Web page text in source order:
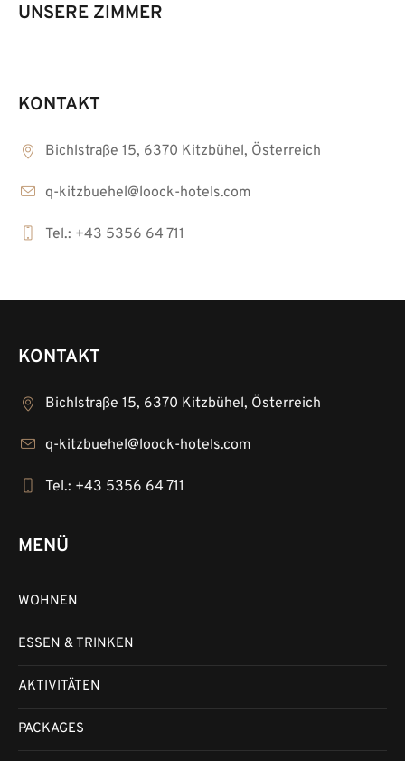
UNSERE ZIMMER
KONTAKT
Bichlstraße 15, 6370 Kitzbühel, Österreich
q-kitzbuehel@loock-hotels.com
Tel.: +43 5356 64 711
KONTAKT
Bichlstraße 15, 6370 Kitzbühel, Österreich
q-kitzbuehel@loock-hotels.com
Tel.: +43 5356 64 711
MENÜ
WOHNEN
ESSEN & TRINKEN
AKTIVITÄTEN
PACKAGES